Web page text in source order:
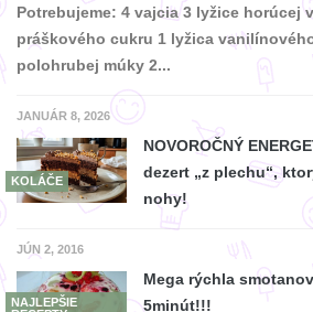
Potrebujeme: 4 vajcia 3 lyžice horúcej
práškového cukru 1 lyžica
polohrubej múky 2...
JANUÁR 8, 2026
KOLÁČE
NOVOROČNÝ
dezert „z plechu“,
nohy!
JÚN 2, 2016
NAJLEPŠIE
Mega rýchla
5minút!!!